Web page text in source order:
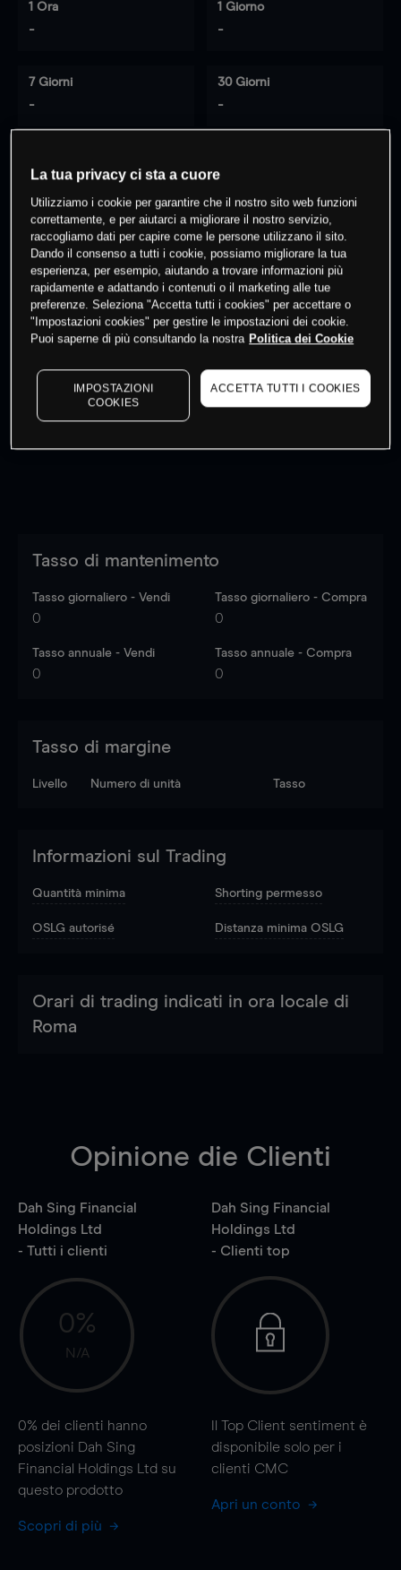
1 Ora
-
1 Giorno
-
7 Giorni
-
30 Giorni
-
0 % dei clienti hanno posizioni
questo prodotto
Fai trading
I prezzi sono solo indicativi. Accediper vedere gli ultimi
dati di mercato
to see latest market data
Tasso di mantenimento
Tasso giornaliero - Vendi
0
Tasso giornaliero - Compra
0
Tasso annuale - Vendi
0
Tasso annuale - Compra
0
Tasso di margine
Livello Numero di unità Tasso
Informazioni sul Trading
Quantità minima Shorting permesso
OSLG autorisé Distanza minima OSLG
Orari di trading indicati in ora locale di
Roma
Opinione die Clienti
Dah Sing Financial
Holdings Ltd
- Tutti i clienti
0%
N/A
0% dei clienti hanno
posizioni Dah Sing
Financial Holdings Ltd su
questo prodotto
Scopri di più
Dah Sing Financial
Holdings Ltd
- Clienti top
Il Top Client sentiment è
disponibile solo per i
clienti CMC
Apri un conto
La tua privacy ci sta a cuore
Utilizziamo i cookie per garantire che il nostro sito web funzioni
correttamente, e per aiutarci a migliorare il nostro servizio,
raccogliamo dati per capire come le persone utilizzano il sito.
Dando il consenso a tutti i cookie, possiamo migliorare la tua
esperienza, per esempio, aiutando a trovare informazioni più
rapidamente e adattando i contenuti o il marketing alle tue
preferenze. Seleziona "Accetta tutti i cookies" per accettare o
"Impostazioni cookies" per gestire le impostazioni dei cookie.
Puoi saperne di più consultando la nostra Politica dei Cookie
IMPOSTAZIONI
COOKIES
ACCETTA TUTTI I COOKIES